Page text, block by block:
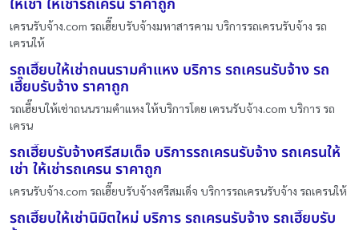
เครนรับจ้าง.com รถเฮี๊ยบรับจ้างมหาสารคาม บริการรถเครนรับจ้าง รถ
เครนให้
รถเฮี๊ยบให้เช่าถนนรามคําแหง บริการ รถเครนรับจ้าง รถ
เฮี๊ยบรับจ้าง ราคาถูก
รถเฮี๊ยบให้เช่าถนนรามคําแหง ให้บริการโดย เครนรับจ้าง.com บริการ รถ
เครน
รถเฮี๊ยบรับจ้างศรีสมเด็จ บริการรถเครนรับจ้าง รถเครนให้
เช่า ให้เช่ารถเครน ราคาถูก
เครนรับจ้าง.com รถเฮี๊ยบรับจ้างศรีสมเด็จ บริการรถเครนรับจ้าง รถเครนให้
รถเฮี๊ยบให้เช่านิมิตใหม่ บริการ รถเครนรับจ้าง รถเฮี๊ยบรับ